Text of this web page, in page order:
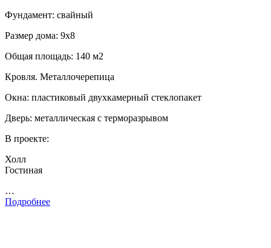
Фундамент: свайный
Размер дома: 9х8
Общая площадь: 140 м2
Кровля. Металлочерепица
Окна: пластиковый двухкамерный стеклопакет
Дверь: металлическая с терморазрывом
В проекте:
Холл
Гостиная
…
Подробнее